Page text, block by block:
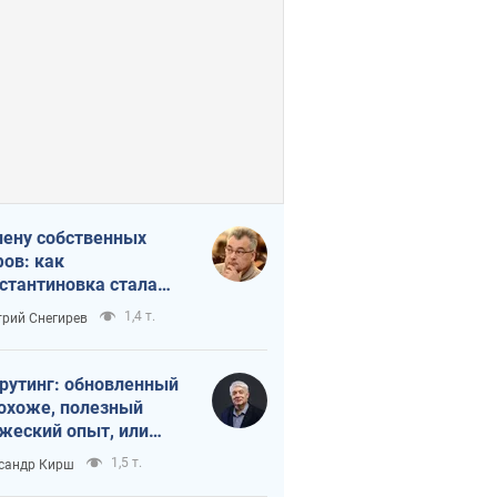
собственных
как
стала
идеологической
для российских
Снегирев 1,4 т.
обновленный
полезный
опыт, или
трусости
Кирш 1,5 т.